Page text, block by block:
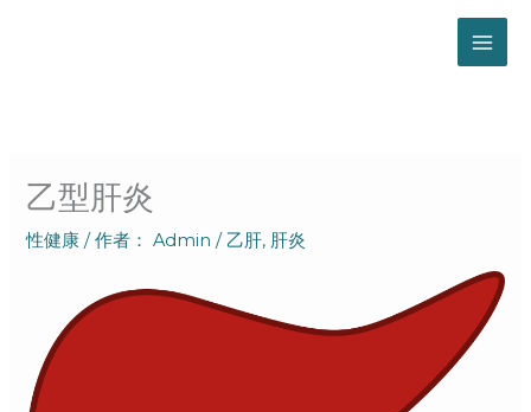
乙型肝炎
性健康 / 作者： Admin/乙肝, 肝炎